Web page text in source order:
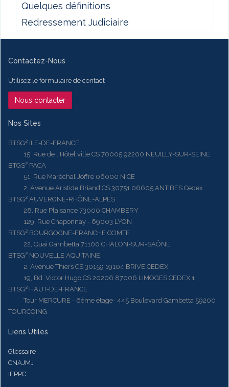
Quelques définitions
Redressement Judiciaire
Contactez-Nous
Utilisez le formulaire de contact
Nous contacter
Nos Sites
BTSG² ILE-DE-FRANCE
15, Rue de l'Hôtel ville CS 70005 92200 NEUILLY-SUR-SEINE
BTGS² PACA
51, Rue Maréchal Joffre 06000 NICE
2, Avenue Aristide Briand CS 30751 06605 ANTIBES Cedex
BTSG² AUVERGNE-RHÔNE-ALPES
28, Rue Plaisance 73000 CHAMBERY
129, Rue Chaponnay - 69003 LYON
BTSG² BOURGOGNE-FRANCHE COMTE
22, Quai Gambetta 71100 CHALON-SUR-SAÔNE
BTSG² NOUVELLE AQUITAINE
2, Avenue Thiers CS 30159 19104 BRIVE CEDEX
19, Bd. Victor Hugo CS 20206 87006 LIMOGES CEDEX 1
BTSG² HAUT-DE-FRANCE
Tour MERCURE - 6ème étage- 445 Boulevard Gambetta 59200
TOURCOING
Liens Utiles
Glossaire
CNAJMJ
IFPPC